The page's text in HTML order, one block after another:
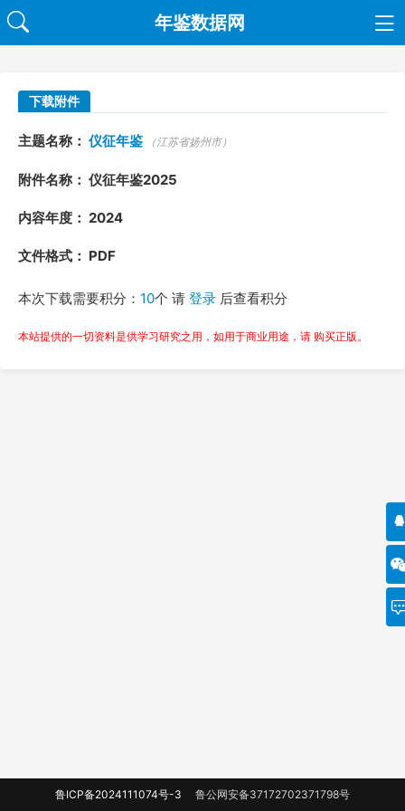
年鉴数据网
下载附件
主题名称： 仪征年鉴 （江苏省扬州市）
附件名称： 仪征年鉴2025
内容年度： 2024
文件格式： PDF
本次下载需要积分： 10个 请 登录 后查看积分
本站提供的一切资料是供学习研究之用，如用于商业用途，请 购买正版。
鲁ICP备2024111074号-3 鲁公网安备37172702371798号